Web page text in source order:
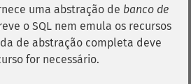
uma abstração de banco de
o SQL nem emula os recursos
de abstração completa deve
for necessário.